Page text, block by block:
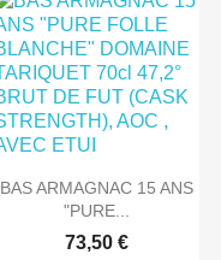
 Aperçu rapide
BAS ARMAGNAC 15 ANS
"PURE...
73,50 €